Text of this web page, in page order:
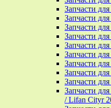
Запчасти
Запчасти
Запчасти
Запчасти
Запчасти
Запчасти
Запчасти
Запчасти
Запчасти
Запчасти
/ Lifan Cityr